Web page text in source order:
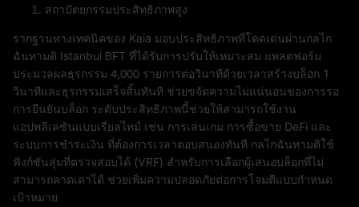
สถาปัตยกรรมประสิทธิภาพสูง
รากฐานทางเทคนิคของ Kaia มอบประสิทธิภาพที่โดดเด่นผ่านกลไก
ฉันทามติ Istanbul BFT ที่ได้รับการปรับให้เหมาะสม แพลตฟอร์ม
ประมวลผลธุรกรรม 4,000 รายการต่อวินาทีด้วยเวลาสร้างบล็อก 1
วินาทีและธุรกรรมเสร็จสิ้นทันที ช่วยขจัดความไม่แน่นอนของการรอ
การยืนยันบล็อก ระดับประสิทธิภาพนี้ช่วยให้สามารถใช้งาน
แอปพลิเคชันแบบเรียลไทม์ เช่น การเล่นเกม การซื้อขาย DeFi และ
ระบบการชำระเงิน ที่ต้องการเวลาตอบสนองทันที กลไกฉันทามติใช้
ฟังก์ชันสุ่มที่ตรวจสอบได้ (VRF) สำหรับการเลือกผู้เสนอบล็อกที่ไม่
สามารถคาดเดาได้ ช่วยเพิ่มความปลอดภัยต่อการโจมตีแบบกำหนด
เป้าหมาย